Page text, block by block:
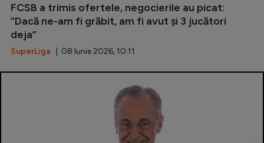
FCSB a trimis ofertele, negocierile au picat:
”Dacă ne-am fi grăbit, am fi avut și 3 jucători
deja”
SuperLiga | 08 Iunie 2026, 10:11